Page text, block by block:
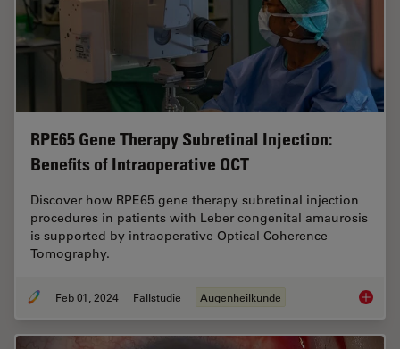
RPE65 Gene Therapy Subretinal Injection:
Benefits of Intraoperative OCT
Discover how RPE65 gene therapy subretinal injection
procedures in patients with Leber congenital amaurosis
is supported by intraoperative Optical Coherence
Tomography.
Feb 01, 2024 Fallstudie Augenheilkunde RPE65